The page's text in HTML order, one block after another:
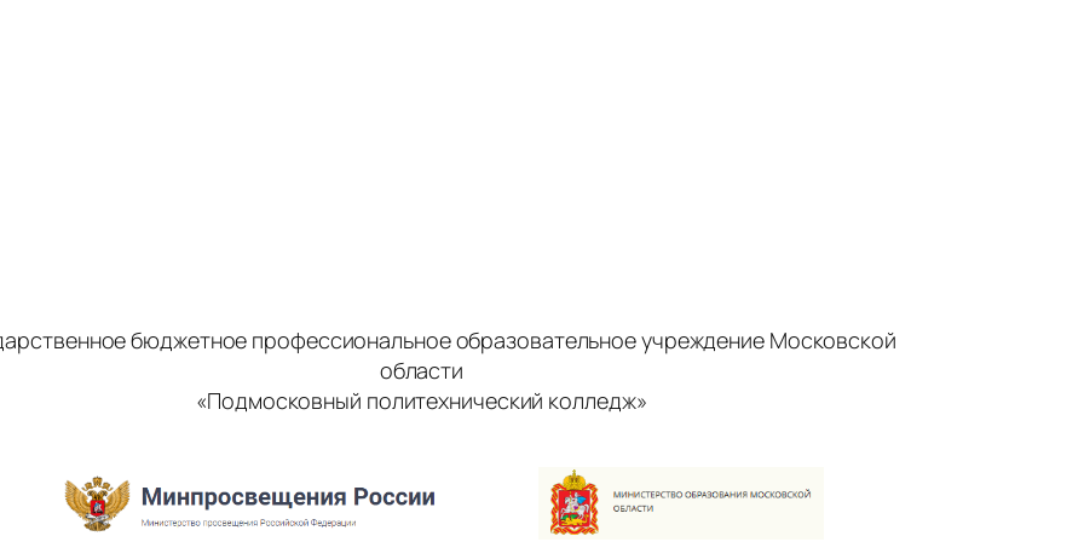
бюджетное профессиональное образовательное учреждение Московской
области
«Подмосковный политехнический колледж»